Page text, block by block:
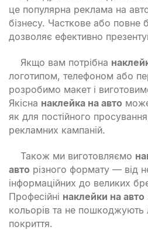
це популярна реклама на
бізнесу. Часткове або повне
дозволяє ефективно
Якщо вам потрібна
логотипом, телефоном або
розробимо макет і
Якісна наклейка на авто
як для постійного
рекламних кампаній.
Також ми виготовляємо
авто різного формату — від
інформаційних до великих
Професійні наклейки на авто
кольорів та не
покриття.